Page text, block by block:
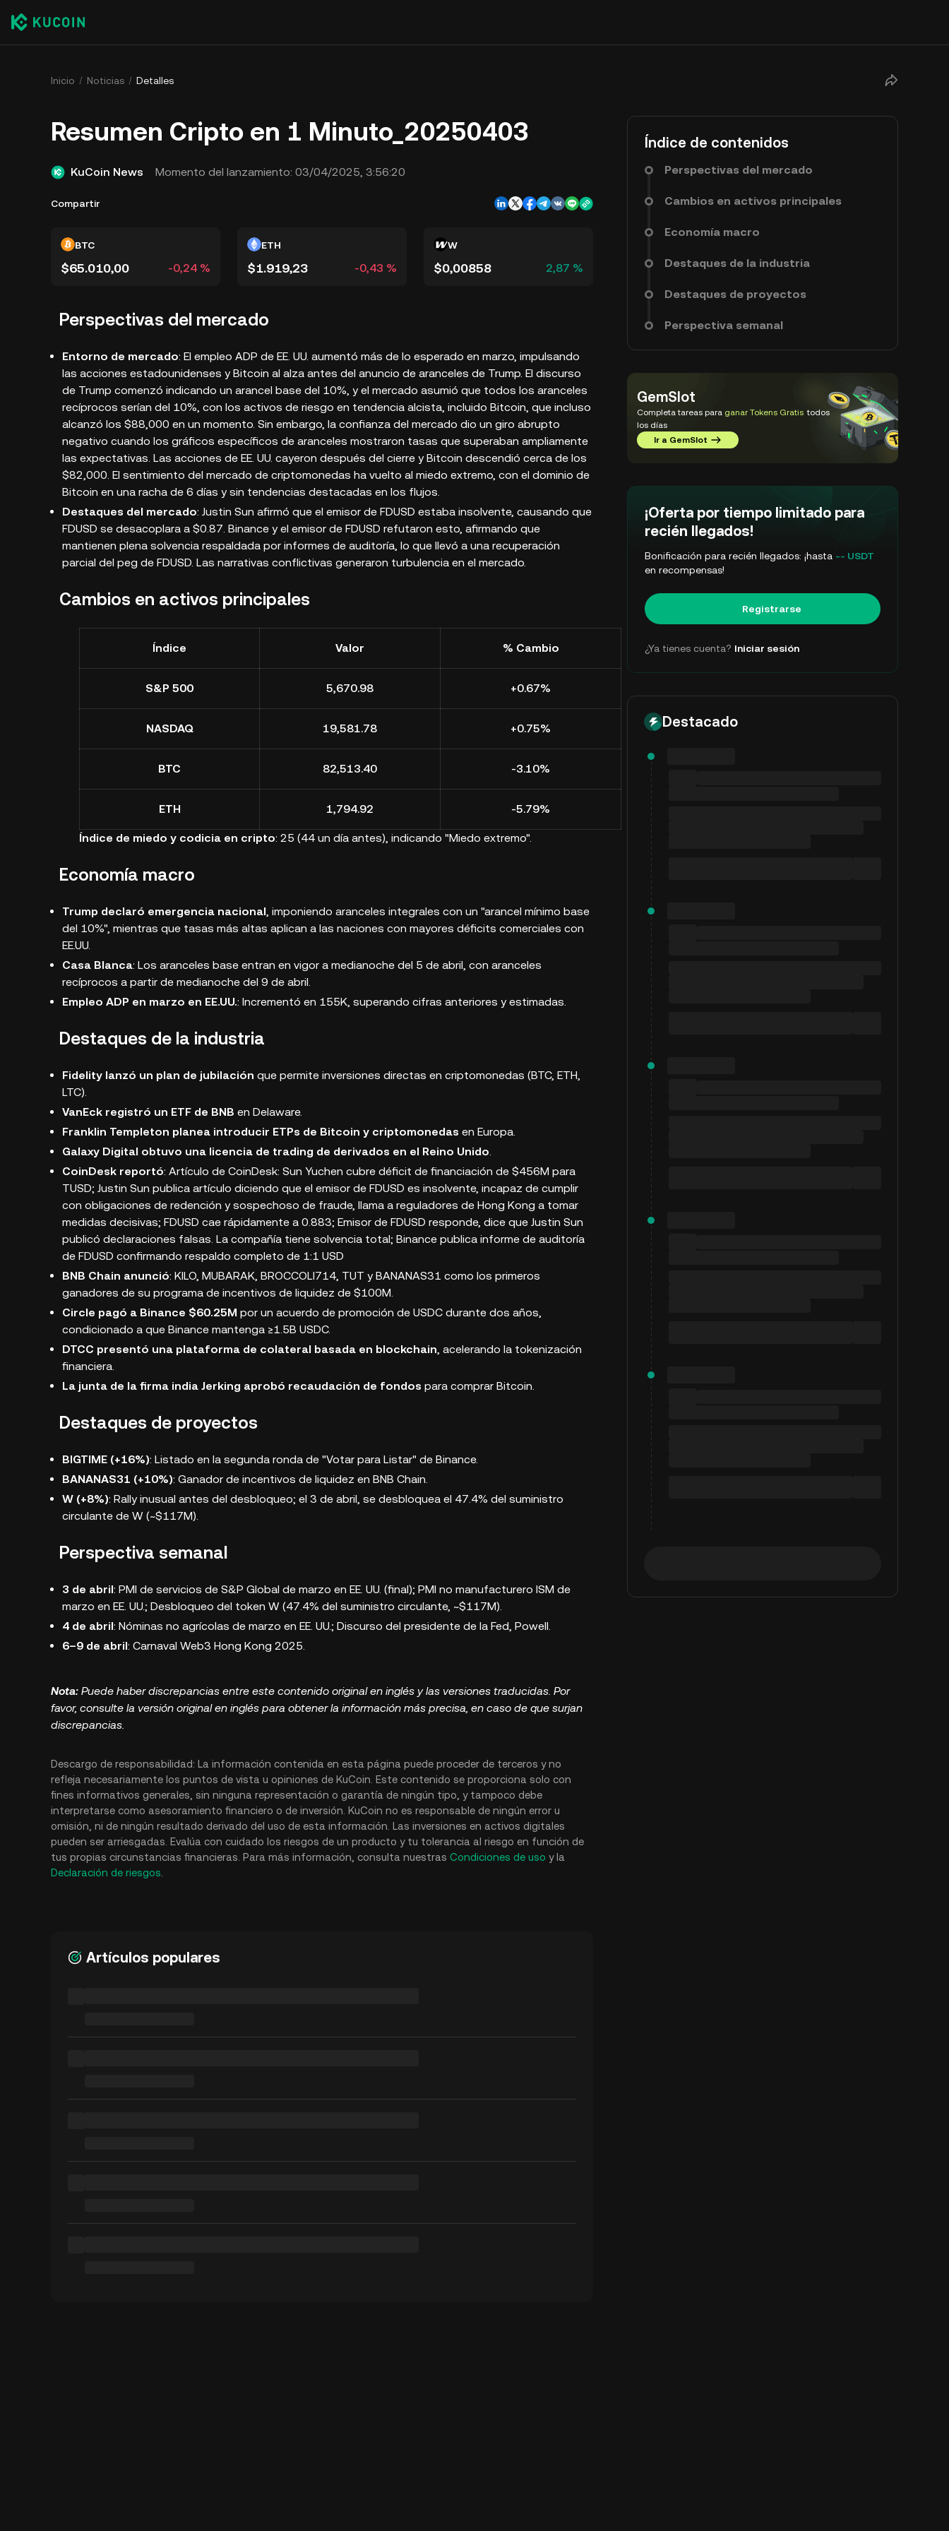
Inicio Noticias Detalles
Resumen Cripto en 1 Minuto_20250403
KuCoin News Momento del lanzamiento: 03/04/2025, 3:56:20
Compartir
BTC
$65.010,00 -0,24 %
ETH
$1.919,23 -0,43 %
W
$0,00858 2,87 %
Perspectivas del mercado
Entorno de mercado: El empleo ADP de EE. UU. aumentó más de lo esperado en marzo, impulsando
las acciones estadounidenses y Bitcoin al alza antes del anuncio de aranceles de Trump. El discurso
de Trump comenzó indicando un arancel base del 10%, y el mercado asumió que todos los aranceles
recíprocos serían del 10%, con los activos de riesgo en tendencia alcista, incluido Bitcoin, que incluso
alcanzó los $88,000 en un momento. Sin embargo, la confianza del mercado dio un giro abrupto
negativo cuando los gráficos específicos de aranceles mostraron tasas que superaban ampliamente
las expectativas. Las acciones de EE. UU. cayeron después del cierre y Bitcoin descendió cerca de los
$82,000. El sentimiento del mercado de criptomonedas ha vuelto al miedo extremo, con el dominio de
Bitcoin en una racha de 6 días y sin tendencias destacadas en los flujos.
Destaques del mercado: Justin Sun afirmó que el emisor de FDUSD estaba insolvente, causando que
FDUSD se desacoplara a $0.87. Binance y el emisor de FDUSD refutaron esto, afirmando que
mantienen plena solvencia respaldada por informes de auditoría, lo que llevó a una recuperación
parcial del peg de FDUSD. Las narrativas conflictivas generaron turbulencia en el mercado.
Cambios en activos principales
Índice Valor % Cambio
S&P 500 5,670.98 +0.67%
NASDAQ 19,581.78 +0.75%
BTC 82,513.40 -3.10%
ETH 1,794.92 -5.79%
Índice de miedo y codicia en cripto: 25 (44 un día antes), indicando "Miedo extremo".
Economía macro
Trump declaró emergencia nacional, imponiendo aranceles integrales con un "arancel mínimo base
del 10%", mientras que tasas más altas aplican a las naciones con mayores déficits comerciales con
EE.UU.
Casa Blanca: Los aranceles base entran en vigor a medianoche del 5 de abril, con aranceles
recíprocos a partir de medianoche del 9 de abril.
Empleo ADP en marzo en EE.UU.: Incrementó en 155K, superando cifras anteriores y estimadas.
Destaques de la industria
Fidelity lanzó un plan de jubilación que permite inversiones directas en criptomonedas (BTC, ETH,
LTC).
VanEck registró un ETF de BNB en Delaware.
Franklin Templeton planea introducir ETPs de Bitcoin y criptomonedas en Europa.
Galaxy Digital obtuvo una licencia de trading de derivados en el Reino Unido.
CoinDesk reportó: Artículo de CoinDesk: Sun Yuchen cubre déficit de financiación de $456M para
TUSD; Justin Sun publica artículo diciendo que el emisor de FDUSD es insolvente, incapaz de cumplir
con obligaciones de redención y sospechoso de fraude, llama a reguladores de Hong Kong a tomar
medidas decisivas; FDUSD cae rápidamente a 0.883; Emisor de FDUSD responde, dice que Justin Sun
publicó declaraciones falsas. La compañía tiene solvencia total; Binance publica informe de auditoría
de FDUSD confirmando respaldo completo de 1:1 USD
BNB Chain anunció: KILO, MUBARAK, BROCCOLI714, TUT y BANANAS31 como los primeros
ganadores de su programa de incentivos de liquidez de $100M.
Circle pagó a Binance $60.25M por un acuerdo de promoción de USDC durante dos años,
condicionado a que Binance mantenga ≥1.5B USDC.
DTCC presentó una plataforma de colateral basada en blockchain, acelerando la tokenización
financiera.
La junta de la firma india Jerking aprobó recaudación de fondos para comprar Bitcoin.
Destaques de proyectos
BIGTIME (+16%): Listado en la segunda ronda de "Votar para Listar" de Binance.
BANANAS31 (+10%): Ganador de incentivos de liquidez en BNB Chain.
W (+8%): Rally inusual antes del desbloqueo; el 3 de abril, se desbloquea el 47.4% del suministro
circulante de W (~$117M).
Perspectiva semanal
3 de abril: PMI de servicios de S&P Global de marzo en EE. UU. (final); PMI no manufacturero ISM de
marzo en EE. UU.; Desbloqueo del token W (47.4% del suministro circulante, ~$117M).
4 de abril: Nóminas no agrícolas de marzo en EE. UU.; Discurso del presidente de la Fed, Powell.
6–9 de abril: Carnaval Web3 Hong Kong 2025.
Nota: Puede haber discrepancias entre este contenido original en inglés y las versiones traducidas. Por
favor, consulte la versión original en inglés para obtener la información más precisa, en caso de que surjan
discrepancias.
Descargo de responsabilidad: La información contenida en esta página puede proceder de terceros y no
refleja necesariamente los puntos de vista u opiniones de KuCoin. Este contenido se proporciona solo con
fines informativos generales, sin ninguna representación o garantía de ningún tipo, y tampoco debe
interpretarse como asesoramiento financiero o de inversión. KuCoin no es responsable de ningún error u
omisión, ni de ningún resultado derivado del uso de esta información. Las inversiones en activos digitales
pueden ser arriesgadas. Evalúa con cuidado los riesgos de un producto y tu tolerancia al riesgo en función de
tus propias circunstancias financieras. Para más información, consulta nuestras Condiciones de uso y la
Declaración de riesgos
Artículos populares
Índice de contenidos
Perspectivas del mercado
Cambios en activos principales
Economía macro
Destaques de la industria
Destaques de proyectos
Perspectiva semanal
GemSlot
Completa tareas para ganar Tokens Gratis todos
los días
Ir a GemSlot
¡Oferta por tiempo limitado para
recién llegados!
Bonificación para recién llegados: ¡hasta -- USDT
en recompensas!
Registrarse
¿Ya tienes cuenta? Iniciar sesión
Destacado